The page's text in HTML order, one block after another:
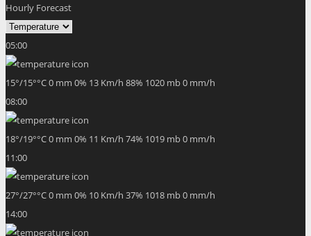
Hourly Forecast
05:00
15°/15°°C0 mm 0% 13 Km/h 88% 1020 mb0 mm/h
08:00
18°/19°°C0 mm 0% 11 Km/h 74% 1019 mb0 mm/h
11:00
27°/27°°C0 mm 0% 10 Km/h 37% 1018 mb0 mm/h
14:00